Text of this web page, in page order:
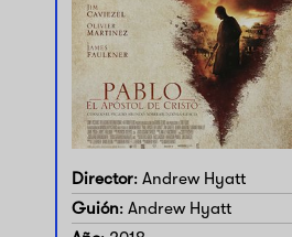
Director: Andrew Hyatt
Guión: Andrew Hyatt